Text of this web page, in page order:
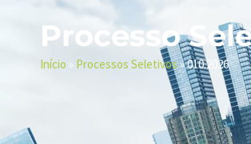
Processo
Início » Processos Seletivos»010.2026